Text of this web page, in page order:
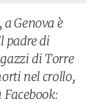
Genova è
padre di
di Torre
nel crollo,